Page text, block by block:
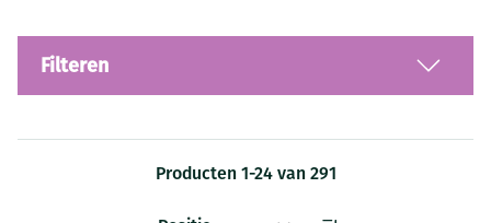
Filteren
Producten 1-24van 291